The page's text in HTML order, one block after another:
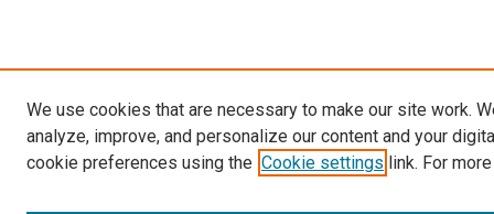
We use cookies that are necessary to make our site work.
analyze, improve, and personalize our content and your
cookie preferences using the Cookie settings link. For